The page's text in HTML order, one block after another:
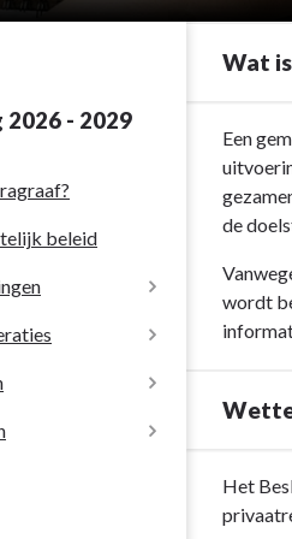
- 2029
beleid
Rijnstreek en
Wat
Terug
navigatie
Verbonden
partijen
Een
de
wordt
TerugHet